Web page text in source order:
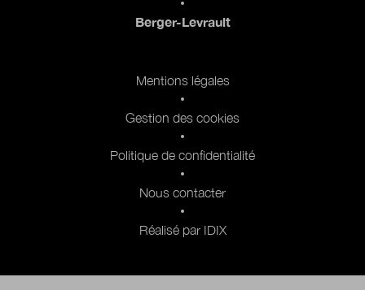
Berger-Levrault
Mentions légales
Gestion des cookies
Politique de confidentialité
Nous contacter
Réalisé par IDIX